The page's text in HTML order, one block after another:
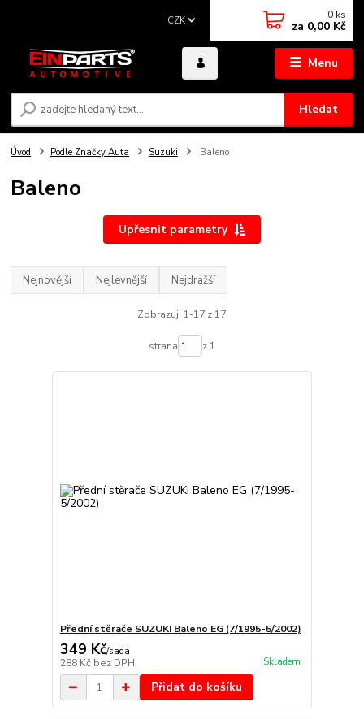
Menu
CZK
Hledat
0 ks
za 0,00 Kč
Úvod Podle Značky Auta Suzuki Baleno
Baleno
Upřesnit parametry
Nejnovější Nejlevnější Nejdražší
Zobrazuji 1-17 z 17
strana z 1
Přední stěrače SUZUKI Baleno EG (7/1995-5/2002)
349 Kč/sada
288 Kč bez DPH Skladem
Přidat do košíku